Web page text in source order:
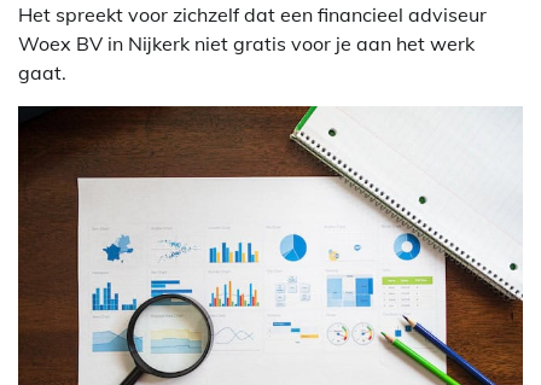
Het spreekt voor zichzelf dat een financieel adviseur
Woex BV in Nijkerk niet gratis voor je aan het werk
gaat.